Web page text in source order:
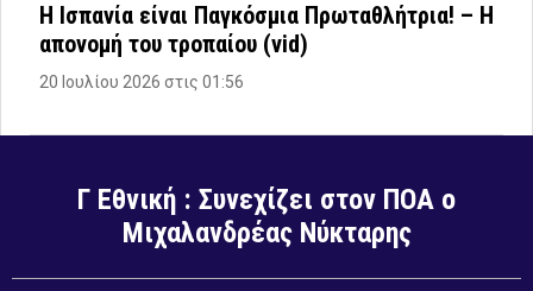
Η Ισπανία είναι Παγκόσμια Πρωταθλήτρια! – Η
απονομή του τροπαίου (vid)
20 Ιουλίου 2026 στις 01:56
Γ Εθνική : Συνεχίζει στον ΠΟΑ ο
Μιχαλανδρέας Νύκταρης